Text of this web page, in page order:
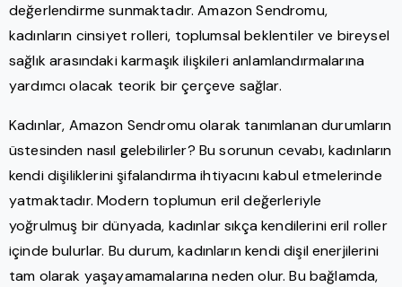
değerlendirme sunmaktadır. Amazon Sendromu,
kadınların cinsiyet rolleri, toplumsal beklentiler ve bireysel
sağlık arasındaki karmaşık ilişkileri anlamlandırmalarına
yardımcı olacak teorik bir çerçeve sağlar.
Kadınlar, Amazon Sendromu olarak tanımlanan durumların
üstesinden nasıl gelebilirler? Bu sorunun cevabı, kadınların
kendi dişiliklerini şifalandırma ihtiyacını kabul etmelerinde
yatmaktadır. Modern toplumun eril değerleriyle
yoğrulmuş bir dünyada, kadınlar sıkça kendilerini eril roller
içinde bulurlar. Bu durum, kadınların kendi dişil enerjilerini
tam olarak yaşayamamalarına neden olur. Bu bağlamda,